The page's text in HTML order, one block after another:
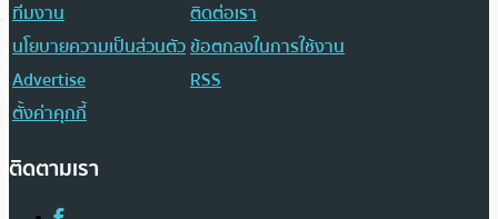
ทีมงาน
ติดต่อเรา
นโยบายความเป็นส่วนตัวข้อตกลงในการใช้งาน
Advertise
RSS
ตั้งค่าคุกกี้
ติดตามเรา